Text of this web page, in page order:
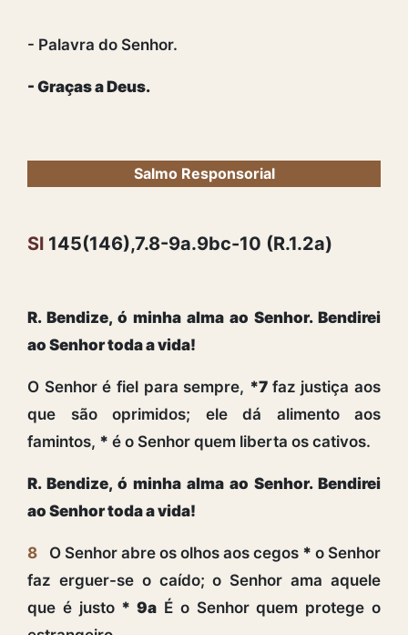
- Palavra do Senhor.
- Graças a Deus.
Salmo Responsorial
Sl 145(146),7.8-9a.9bc-10 (R.1.2a)
R. Bendize, ó minha alma ao Senhor. Bendirei
ao Senhor toda a vida!
O Senhor é fiel para sempre, *7 faz justiça aos
que são oprimidos; ele dá alimento aos
famintos, * é o Senhor quem liberta os cativos.
R. Bendize, ó minha alma ao Senhor. Bendirei
ao Senhor toda a vida!
8 O Senhor abre os olhos aos cegos * o Senhor
faz erguer-se o caído; o Senhor ama aquele
que é justo * 9a É o Senhor quem protege o